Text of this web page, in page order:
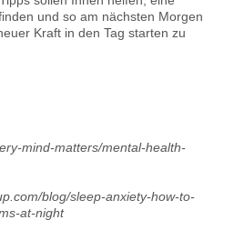
und so am nächsten Morgen
Kraft in den Tag starten zu
mind-matters/mental-health-
blog/sleep-anxiety-how-to-
at-night